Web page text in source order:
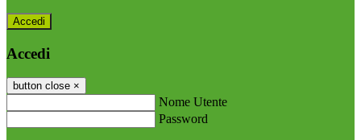
Accedi
Accedi
button close ×
Nome Utente
Password